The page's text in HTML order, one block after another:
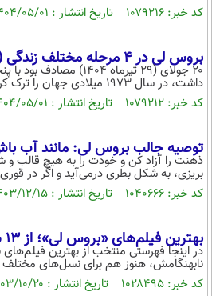
کد خبر: ۱۰۷۹۲۱۶ تاریخ انتشار : ۱۴۰۴/۰۵/۰۱
بروس لی در 4 مرحله مختلف زندگی (عکس)
داشت، در سال ۱۹۷۳ میلادی جهان را ترک کرد و به یک اسطوره تبدیل شد؛ اسطوره‌ای که روح او همچنان الهام‌بخش میلیون‌ها نفر در سراسر دنیاست.
کد خبر: ۱۰۷۹۲۱۲ تاریخ انتشار : ۱۴۰۴/۰۵/۰۱
توصیه جالب بروس لی: مانند آب
ذهنت را آزاد کن و خودت را به هیچ قالب
بریزی، به شکل بطری درمی‌آید و اگر در
کد خبر: ۱۰۴۰۶۶۶ تاریخ انتشار : ۱۴۰۳/۱۲/۱۵
بهترین فیلم‌های «بروس لی»؛ از 13 سالگی تا زمان مرگ (+عکس)
در اینجا فهرستی منتخب از بهترین
نابهنگامش، هنوز هم برای نسل‌های مختلف
کد خبر: ۱۰۲۸۴۹۵ تاریخ انتشار : ۱۴۰۳/۱۰/۲۰